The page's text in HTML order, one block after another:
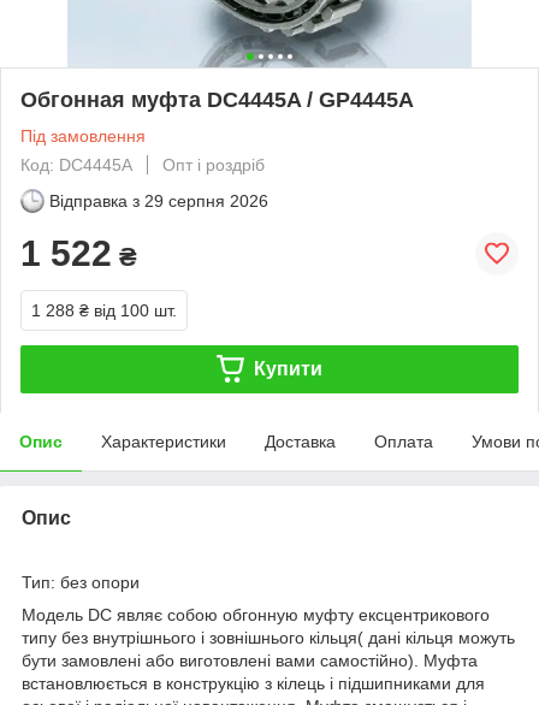
Обгонная муфта DC4445A / GP4445A
Під замовлення
Код: DC4445A
Опт і роздріб
Відправка з 29 серпня 2026
1 522 ₴
1 288 ₴ від 100 шт.
Купити
Опис Характеристики Доставка Оплата Умови
Опис
Тип: без опори
Модель DC являє собою обгонную муфту ексцентрикового
типу без внутрішнього і зовнішнього кільця( дані кільця можуть
бути замовлені або виготовлені вами самостійно). Муфта
встановлюється в конструкцію з кілець і підшипниками для